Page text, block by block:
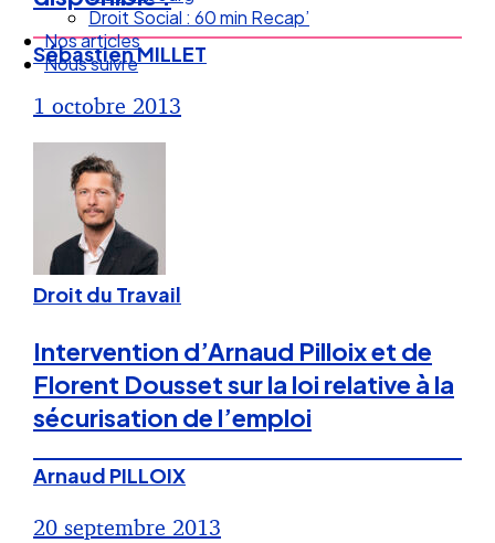
Droit Social : 60 min Recap’
Nos articles
Nous suivre
Sébastien MILLET
1 octobre 2013
Droit du Travail
Intervention d’Arnaud Pilloix et de
Florent Dousset sur la loi relative à la
sécurisation de l’emploi
Arnaud PILLOIX
20 septembre 2013